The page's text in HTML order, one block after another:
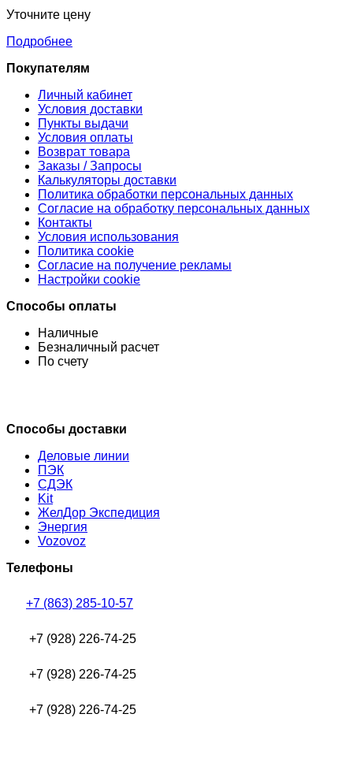
Уточните цену
Подробнее
Покупателям
Личный кабинет
Условия доставки
Пункты выдачи
Условия оплаты
Возврат товара
Заказы / Запросы
Калькуляторы доставки
Политика обработки персональных данных
Согласие на обработку персональных данных
Контакты
Условия использования
Политика cookie
Согласие на получение рекламы
Настройки cookie
Способы оплаты
Наличные
Безналичный расчет
По счету
Способы доставки
Деловые линии
ПЭК
СДЭК
Kit
ЖелДор Экспедиция
Энергия
Vozovoz
Телефоны
+7 (863) 285-10-57
+7 (928) 226-74-25
+7 (928) 226-74-25
+7 (928) 226-74-25